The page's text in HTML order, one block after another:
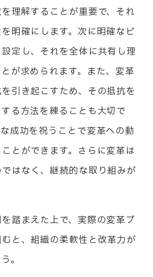
理解することが重要で、それ
明確にします。次に明確なビ
定し、それを全体に共有し理
が求められます。また、変革
引き起こすため、その抵抗を
る方法を練ることも大切で
成功を祝うことで変革への動
とができます。さらに変革は
はなく、継続的な取り組みが
踏まえた上で、実際の変革プ
と、組織の柔軟性と改革力が
。